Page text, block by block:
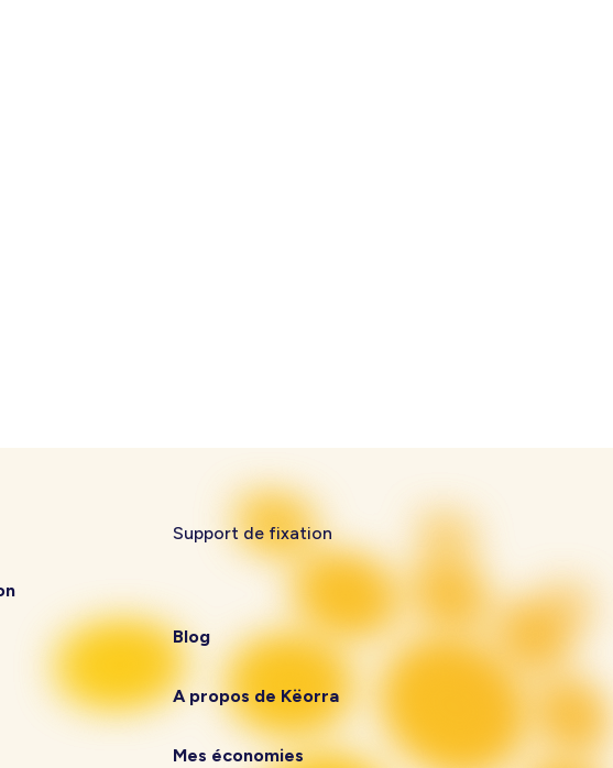
Support de fixation
Blog
A propos de Këorra
Mes économies